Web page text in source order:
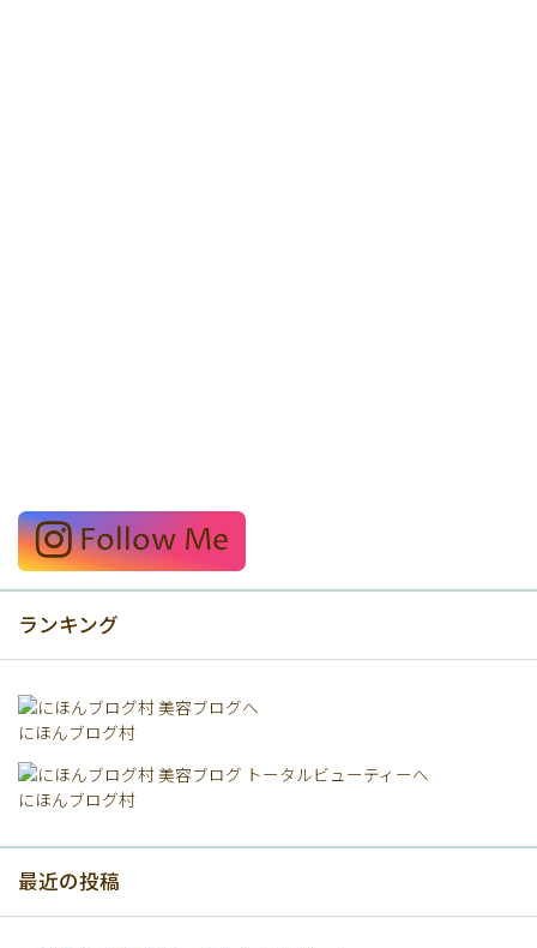
Follow Me
ランキング
にほんブログ村
にほんブログ村
最近の投稿